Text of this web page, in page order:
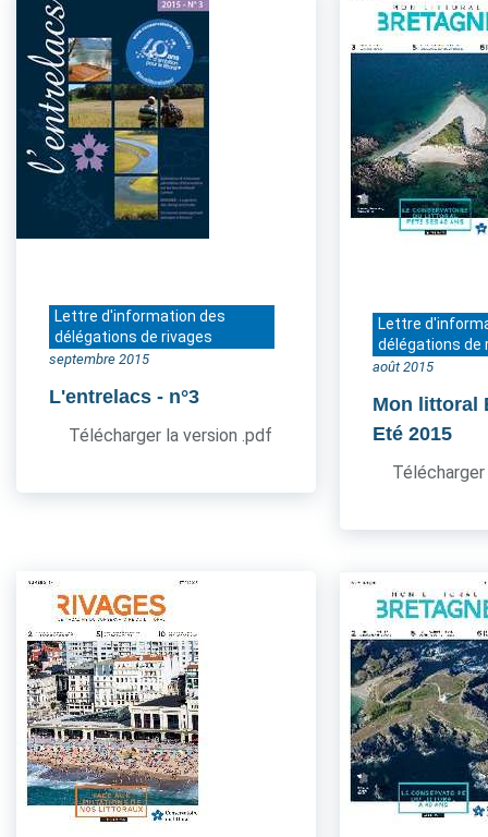
Lettre d'information des
délégations de rivages
septembre 2015
L'entrelacs - n°3
Télécharger la version .pdf
Lettre
délégations de
août 2015
Mon littoral
Eté 2015